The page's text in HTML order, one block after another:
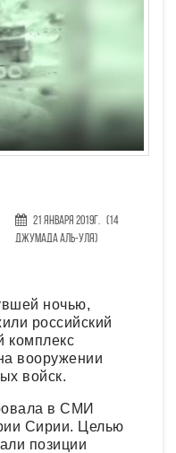
21 Января 2019г. (14
Джумада аль-уля)
ночью,
российский
комплекс
вооружении
войск.
в СМИ
Сирии. Целью
позиции